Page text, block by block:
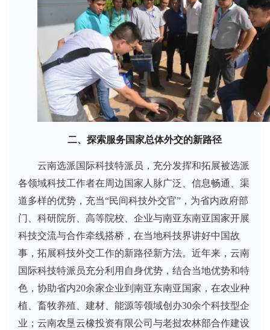
二、探索服务国家总体外交的新路径
云南选派国际科技特派员，充分发挥和拓展被选派
各领域科技工作者在周边国家人脉广泛、信息畅通、渠
道多样的优势，充当“民间科技外交官”，为省内政府部
门、科研院所、高等院校、企业与南亚东南亚国家开展
科技交流与合作牵线搭桥，在当地科技界讲好中国故
事，拓展科技外交工作的新路径新方法。近年来，云南
国际科技特派员充分利用自身优势，结合当地优势和特
色，协助省内20余家企业到南亚东南亚国家，在农业种
植、畜牧养殖、建材、能源等领域创办30余个科技型企
业；云南农垦云橡投资有限公司与老挝农林部合作建设